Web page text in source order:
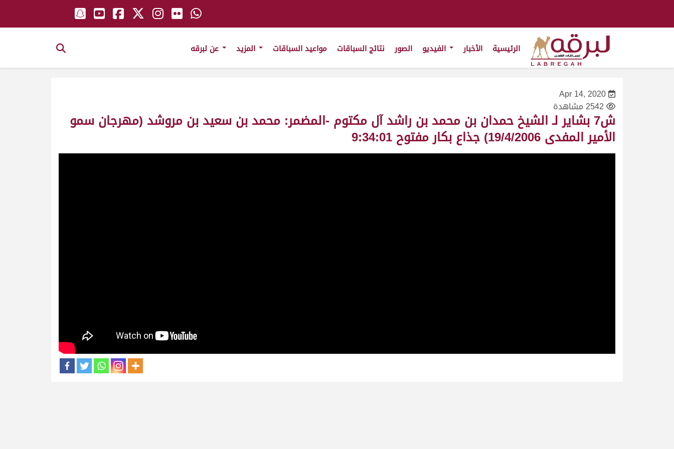
الرئيسية الأخبار الصور نتائج السباقات مواعيد السباقات
Apr 14, 2020
2542 مشاهدة
ش7 بشاير لـ الشيخ حمدان بن محمد بن راشد آل مكتوم -المضمر: محمد بن سعيد بن مروشد (مهرجان سمو
الأمير المفدى 19/4/2006) جذاع بكار مفتوح 9:34:01